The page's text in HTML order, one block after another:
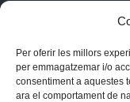
Per oferir les millors
per emmagatzemar i/o
consentiment a aquestes
ara el comportament de
Política de cookies
Avís legal
Privacitat